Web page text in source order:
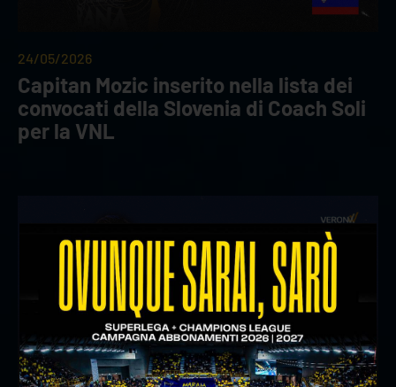
24/05/2026
Capitan Mozic inserito nella lista dei
convocati della Slovenia di Coach Soli
per la VNL